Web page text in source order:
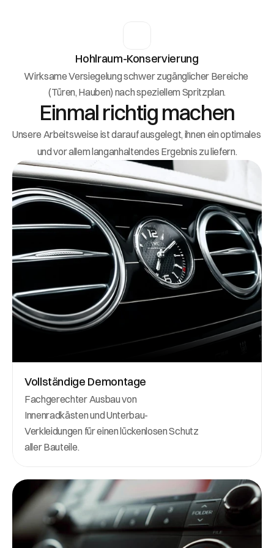
Hohlraum-Konservierung
Wirksame Versiegelung schwer zugänglicher Bereiche
(Türen, Hauben) nach speziellem Spritzplan.
Einmal richtig machen
Unsere Arbeitsweise ist darauf ausgelegt, ihnen ein optimales
und vor allem langanhaltendes Ergebnis zu liefern.
Vollständige Demontage
Fachgerechter Ausbau von
Innenradkästen und Unterbau-
Verkleidungen für einen lückenlosen Schutz
aller Bauteile.